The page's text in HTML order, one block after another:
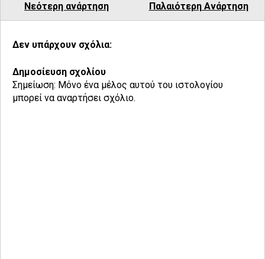
Νεότερη ανάρτηση Παλαιότερη Ανάρτηση
Δεν υπάρχουν σχόλια:
Δημοσίευση σχολίου
Σημείωση: Μόνο ένα μέλος αυτού του ιστολογίου
μπορεί να αναρτήσει σχόλιο.